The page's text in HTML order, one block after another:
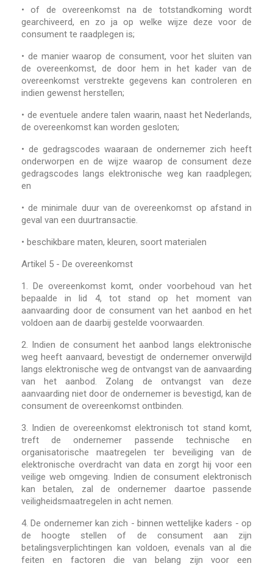
•
of de overeenkomst na de totstandkoming wordt
gearchiveerd, en zo ja op welke wijze deze voor de
consument te raadplegen is;
• de manier waarop de consument, voor het sluiten van
de overeenkomst, de door hem in het kader van de
overeenkomst verstrekte gegevens kan controleren en
indien gewenst herstellen;
• de eventuele andere talen waarin, naast het Nederlands,
de overeenkomst kan worden gesloten;
• de gedragscodes waaraan de ondernemer zich heeft
onderworpen en de wijze waarop de consument deze
gedragscodes langs elektronische weg kan raadplegen;
en
• de minimale duur van de overeenkomst op afstand in
geval van een duurtransactie.
• beschikbare maten, kleuren, soort materialen
Artikel 5 - De overeenkomst
1. De overeenkomst komt, onder voorbehoud van het
bepaalde in lid 4, tot stand op het moment van
aanvaarding door de consument van het aanbod en het
voldoen aan de daarbij gestelde voorwaarden.
2. Indien de consument het aanbod langs elektronische
weg heeft aanvaard, bevestigt de ondernemer onverwijld
langs elektronische weg de ontvangst van de aanvaarding
van het aanbod. Zolang de ontvangst van deze
aanvaarding niet door de ondernemer is bevestigd, kan de
consument de overeenkomst ontbinden.
3. Indien de overeenkomst elektronisch tot stand komt,
treft de ondernemer passende technische en
organisatorische maatregelen ter beveiliging van de
elektronische overdracht van data en zorgt hij voor een
veilige web omgeving. Indien de consument elektronisch
kan betalen, zal de ondernemer daartoe passende
veiligheidsmaatregelen in acht nemen.
4. De ondernemer kan zich - binnen wettelijke kaders - op
de hoogte stellen of de consument aan zijn
betalingsverplichtingen kan voldoen, evenals van al die
feiten en factoren die van belang zijn voor een